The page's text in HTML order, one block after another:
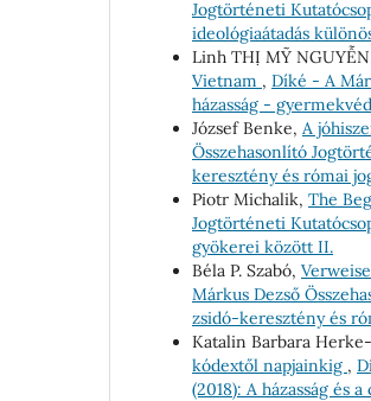
Jogtörténeti
ideológiaátadás
Linh THỊ MỸ NGUYỄN,
Vietnam , Díké - A
házasság -
József Benke, A
Összehasonlító
keresztény és római
Piotr Michalik, The
Jogtörténeti
gyökerei között II.
Béla P. Szabó,
Márkus Dezső
zsidó-keresztény és
Katalin Barbara Herke-
kódextől napjainkig ,
(2018): A házasság és